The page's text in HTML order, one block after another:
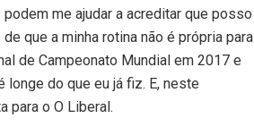
podem me ajudar a acreditar que posso
que a minha rotina não é própria para
de Campeonato Mundial em 2017 e
longe do que eu já fiz. E, neste
para o O Liberal.